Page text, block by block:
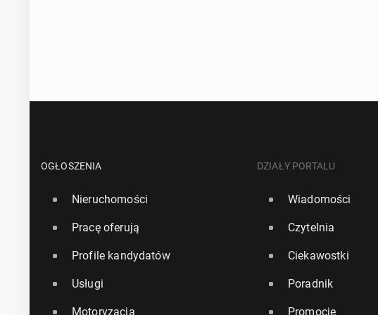
OGŁOSZENIA
Nieruchomości
Pracę oferują
Profile kandydatów
Usługi
Motoryzacja
DZIAŁY PORTALU
Wiadomości
Czytelnia
Ciekawostki
Poradnik
Promocje